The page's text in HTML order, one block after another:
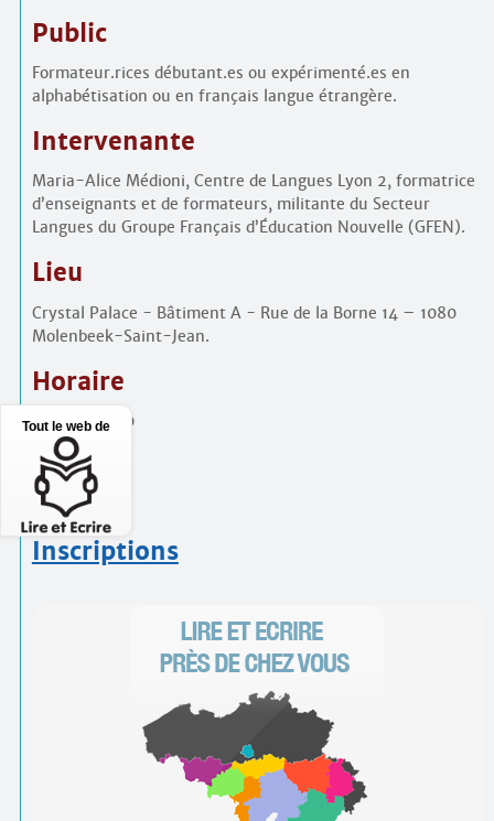
Public
Formateur.rices débutant.es ou expérimenté.es en
alphabétisation ou en français langue étrangère.
Intervenante
Maria-Alice Médioni, Centre de Langues Lyon 2, formatrice
d’enseignants et de formateurs, militante du Secteur
Langues du Groupe Français d’Éducation Nouvelle (GFEN).
Lieu
Crystal Palace - Bâtiment A - Rue de la Borne 14 – 1080
Molenbeek-Saint-Jean.
Horaire
8h45 à 16h00
Prix
75€
Inscriptions
Tout le web de